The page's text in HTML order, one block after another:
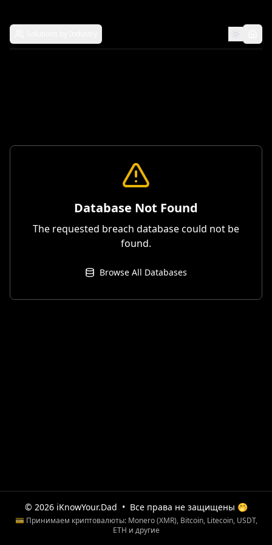
Database Not Found
The requested breach database could not be
found.
Browse All Databases
© 2026 iKnowYour.Dad • Все права не защищены 🤭
💳 Принимаем криптовалюты: Monero (XMR), Bitcoin, Litecoin, USDT,
ETH и другие